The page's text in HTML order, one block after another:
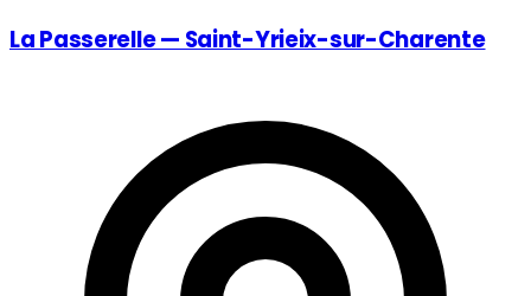
La Passerelle — Saint-Yrieix-sur-Charente